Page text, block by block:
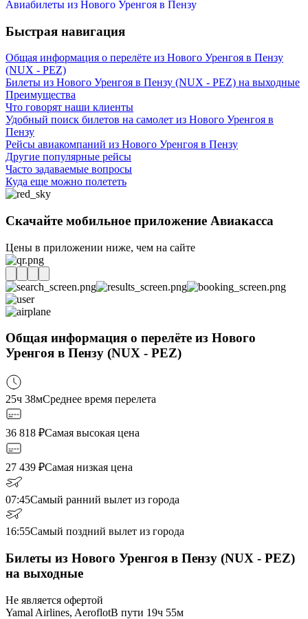
Авиабилеты из Нового Уренгоя в Пензу
Быстрая навигация
Общая информация о перелёте из Нового Уренгоя в Пензу
(NUX - PEZ)
Билеты из Нового Уренгоя в Пензу (NUX - PEZ) на выходные
Преимущества
Что говорят наши клиенты
Удобный поиск билетов на самолет из Нового Уренгоя в
Пензу
Рейсы авиакомпаний из Нового Уренгоя в Пензу
Другие популярные рейсы
Часто задаваемые вопросы
Куда еще можно полететь
Скачайте мобильное приложение Авиакасса
Цены в приложении ниже, чем на сайте
Общая информация о перелёте из Нового
Уренгоя в Пензу (NUX - PEZ)
25ч 38мСреднее время перелета
36 818 ₽Самая высокая цена
27 439 ₽Самая низкая цена
07:45Самый ранний вылет из города
16:55Самый поздний вылет из города
Билеты из Нового Уренгоя в Пензу (NUX - PEZ)
на выходные
Не является офертой
Yamal Airlines, AeroflotВ пути 19ч 55м